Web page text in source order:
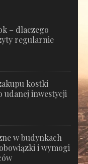
– dlaczego
regularnie
kostki
udanej inwestycji
w budynkach
i wymogi